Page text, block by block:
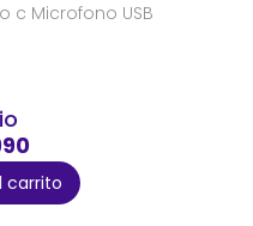
c Microfono USB
carrito